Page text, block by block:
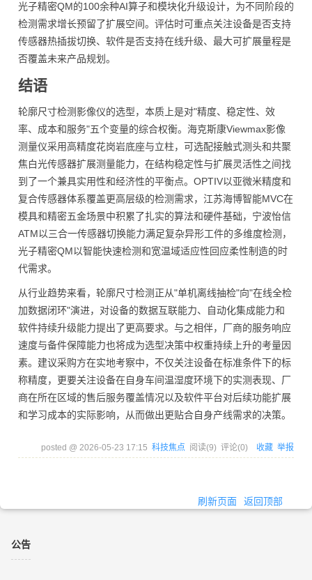
光子精密QM的100余种AI算子和模块化升级设计，为不同阶段的
检测需求增长预留了扩展空间。评估时可重点关注设备是否支持
传感器热插拔切换、软件是否支持在线升级、最大可扩展量程是
否覆盖未来产品规划。
结语
轮廓尺寸检测影像仪的选型，本质上是对"精度、稳定性、效
率、成本和服务"五个变量的综合权衡。海克斯康Viewmax影像
测量仪采用高精度花岗岩底座与立柱，可选配接触式测头和共聚
焦白光传感器扩展测量能力，在结构稳定性与扩展灵活性之间找
到了一个兼具实用性和经济性的平衡点。OPTIV以亚微米精度和
复合传感器体系覆盖更高层级的检测需求，江苏海博智能MVC在
模具和精密五金场景中积累了扎实的算法和硬件基础，宁波怡信
ATM以三合一传感器切换能力满足复杂异形工件的多维度检测，
光子精密QM以智能快速检测和宽温域适应性回应柔性制造的时
代需求。
从行业趋势来看，轮廓尺寸检测正从"单机离线抽检"向"在线全检
加数据闭环"演进，对设备的数据互联能力、自动化集成能力和
软件持续升级能力提出了更高要求。与之相伴，厂商的服务响应
速度与备件保障能力也将成为选型决策中权重持续上升的考量因
素。建议采购方在实地考察中，不仅关注设备在标准条件下的标
称精度，更要关注设备在自身车间温湿度环境下的实测表现、厂
商在所在区域的售后服务覆盖情况以及软件平台对后续功能扩展
和学习成本的实际影响，从而做出更贴合自身产线需求的决策。
posted @ 2026-05-23 17:15 科技焦点 阅读(9) 评论(0) 收藏 举报
刷新页面 返回顶部
公告